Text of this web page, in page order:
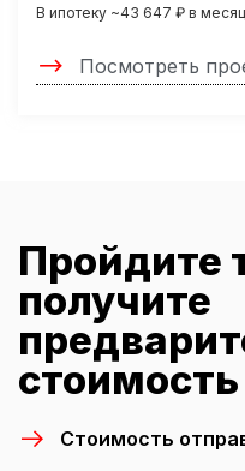
В ипотеку ~43 647 ₽ в месяц
Посмотреть
Пройдите
получите
Стоимость